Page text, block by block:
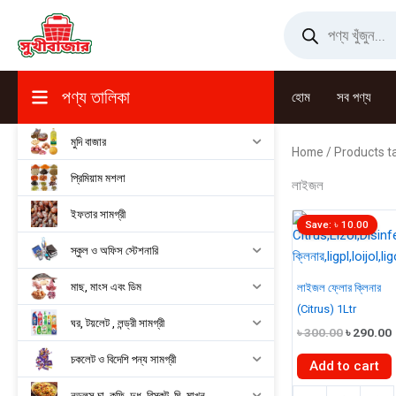
content
search
পণ্য তালিকা হোম সব পণ্য
মুদি বাজার
প্রিমিয়াম মশলা
ইফতার সামগ্রী
স্কুল ও অফিস স্টেশনারি
মাছ, মাংস এবং ডিম
ঘর, টয়লেট , লন্ড্রী সামগ্রী
চকলেট ও বিদেশি পন্য সামগ্রী
Home / Products
লাইজল
লাইজল ফ্লোর ক্লিনার
(Citrus) 1Ltr
৳300.00Original
was:
৳ 300.00.
৳290.00
Save:৳10.00
Add to cart